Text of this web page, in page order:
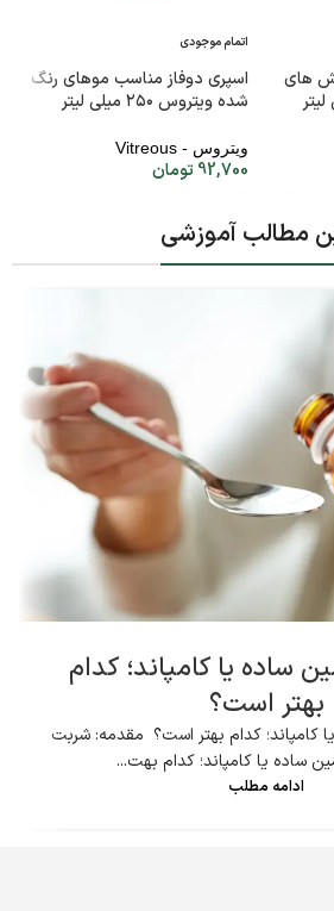
های
اتمام موجودی
اسپری دوفاز مناسب موهای رنگ
شده ویتروس ۲۵۰ میلی لیتر
ویتروس - Vitreous
92,700تومان
مطالب آموزشی
ساده یا کامپاند؛ کدام
بهتر است؟
کامپاند؛ کدام بهتر است؟ مقدمه: شربت
ساده یا کامپاند؛ کدام بهت...
ادامه مطلب